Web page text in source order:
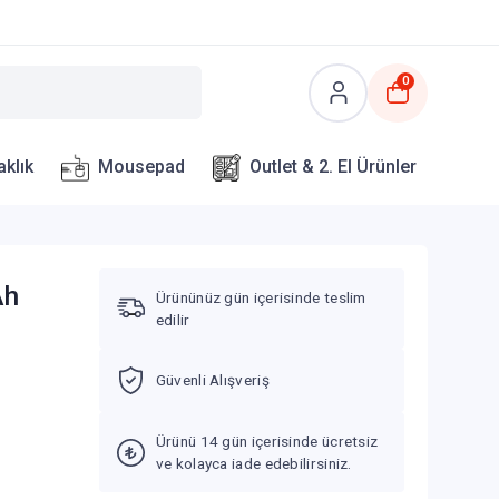
0
Mousepad Outlet & 2. El Ürünler
Ürününüz gün içerisinde teslim
edilir
Güvenli Alışveriş
Ürünü 14 gün içerisinde ücretsiz
ve kolayca iade edebilirsiniz.